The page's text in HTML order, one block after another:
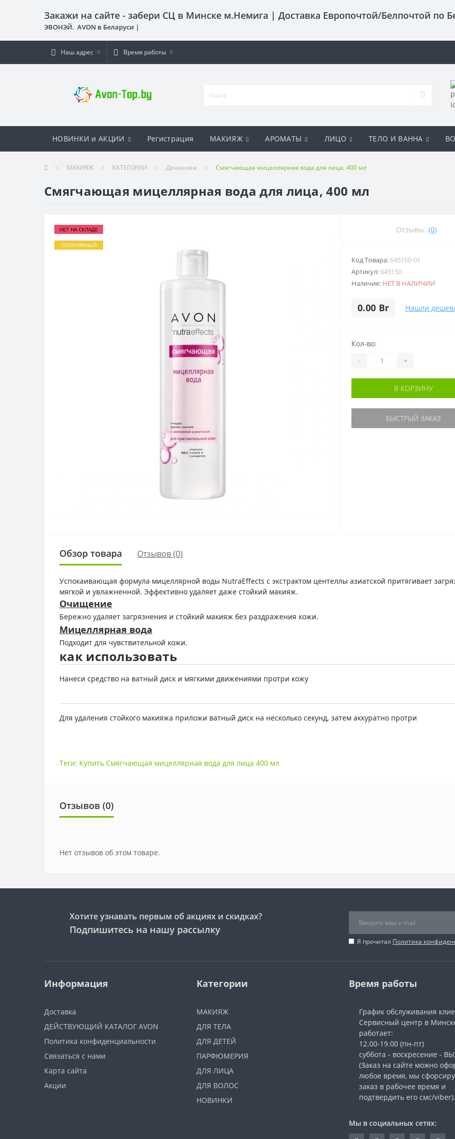
Закажи на сайте - забери СЦ в Минске м.Немига | Доставка Европочтой/Белпочтой по
ЭВОНЭЙ. AVON в Беларуси |
Наш адрес Время работы
НОВИНКИ и АКЦИИ Регистрация МАКИЯЖ АРОМАТЫ ЛИЦО ТЕЛО И ВАННА
БЛОГМАКИЯЖ КАТЕГОРИИ Демакияж Смягчающая мицеллярная вода для лица, 400 мл
Смягчающая мицеллярная вода для лица, 400 мл
НЕТ НА СКЛАДЕ
ПОПУЛЯРНЫЙ
Отзывы: (0)
Код Товара: 645150-01
Артикул: 645150
Наличие: НЕТ В НАЛИЧИИ
0.00 Br Нашли
Кол-во:
- +
В КОРЗИНУ
БЫСТРЫЙ ЗАКАЗ
Обзор товара Отзывов (0)
Успокаивающая формула мицеллярной воды NutraEffects с экстрактом центеллы азиатской притягивает
мягкой и увлажненной. Эффективно удаляет даже стойкий макияж.
Очищение
Бережно удаляет загрязнения и стойкий макияж без раздражения кожи.
Мицеллярная вода
Подходит для чувствительной кожи.
как использовать
Нанеси средство на ватный диск и мягкими движениями протри кожу
Для удаления стойкого макияжа приложи ватный диск на несколько секунд, затем аккуратно протри
Теги: Купить Смягчающая мицеллярная вода для лица 400 мл
Отзывов (0)
Нет отзывов об этом товаре.
Хотите узнавать первым об акциях и скидках?
Подпишитесь на нашу рассылку
Я прочитал Политика
Информация
Доставка
ДЕЙСТВУЮЩИЙ КАТАЛОГ AVON
Политика конфиденциальности
Связаться с нами
Карта сайта
Акции
Категории
МАКИЯЖ
ДЛЯ ТЕЛА
ДЛЯ ДЕТЕЙ
ПАРФЮМЕРИЯ
ДЛЯ ЛИЦА
ДЛЯ ВОЛОС
НОВИНКИ
Время работы
График обслуживания
Сервисный центр в
работает:
12.00-19.00 (пн-пт)
суббота - воскресение -
(Заказ на сайте можно
любое время, мы
заказ в рабочее время и
подтвердить его смс/viber).
Мы в социальных сетях: